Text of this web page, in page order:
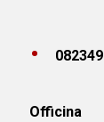
Officina